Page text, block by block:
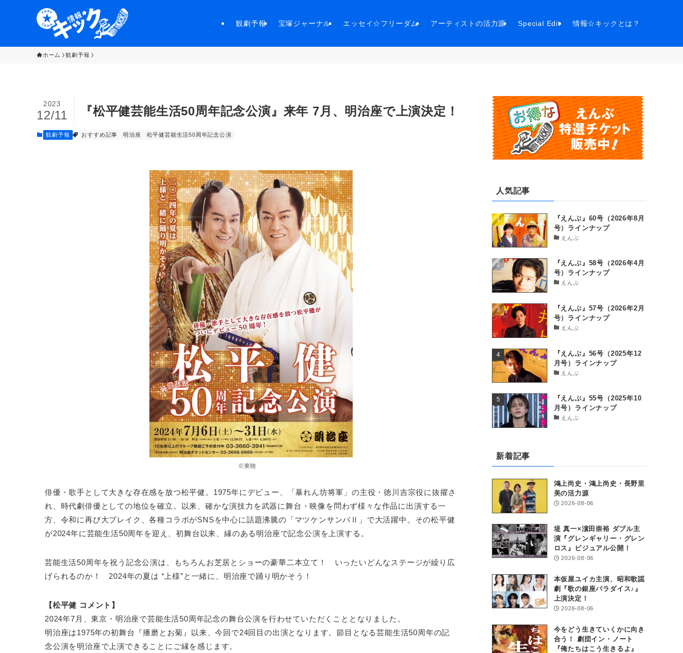
観劇予報 宝塚ジャーナル エッセイ☆フリーダム アーティストの活力源 Special Edit 情報☆キックとは？
ホーム 観劇予報
『松平健芸能生活50周年記念公演』来年 7月、明治座で上演決定！
2023
12/11
観劇予報 おすすめ記事 明治座 松平健芸能生活50周年記念公演
©東映
俳優・歌手として大きな存在感を放つ松平健。1975年にデビュー、「暴れん坊将軍」の主役・徳川吉宗役に抜擢さ
れ、時代劇俳優としての地位を確立。以来、確かな演技力を武器に舞台・映像を問わず様々な作品に出演する一
方、令和に再び大ブレイク、各種コラボがSNSを中心に話題沸騰の「マツケンサンバⅡ」で大活躍中。その松平健
が2024年に芸能生活50周年を迎え、初舞台以来、縁のある明治座で記念公演を上演する。
芸能生活50周年を祝う記念公演は、もちろんお芝居とショーの豪華二本立て！ いったいどんなステージが繰り広
げられるのか！ 2024年の夏は “上様”と一緒に、明治座で踊り明かそう！
【松平健 コメント】
2024年7月、東京・明治座で芸能生活50周年記念の舞台公演を行わせていただくこととなりました。
明治座は1975年の初舞台『播磨とお菊』以来、今回で24回目の出演となります。節目となる芸能生活50周年の記
念公演を明治座で上演できることにご縁を感じます。
人気記事
『えんぶ』60号（2026年8月
号）ラインナップ
えんぶ
『えんぶ』58号（2026年4月
号）ラインナップ
えんぶ
『えんぶ』57号（2026年2月
号）ラインナップ
えんぶ
『えんぶ』56号（2025年12
月号）ラインナップ
えんぶ
『えんぶ』55号（2025年10
月号）ラインナップ
えんぶ
新着記事
鴻上尚史・鴻上尚史・長野里
美の活力源
2026-08-06
堤 真一×濵田崇裕 ダブル主
演『グレンギャリー・グレン
ロス』ビジュアル公開！
2026-08-06
本仮屋ユイカ主演、昭和歌謡
劇『歌の銀座パラダイス♪』
上演決定！
2026-08-06
今をどう生きていくかに向き
合う！ 劇団イン・ノート
『俺たちはこう生きるよ』